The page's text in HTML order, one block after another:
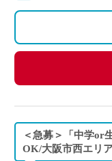
＜急募＞「中学or
OK/大阪市西エリ